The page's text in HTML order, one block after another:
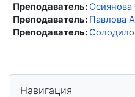
Преподаватель:Осиянова
Преподаватель: Павлова
Преподаватель:
Блоки
Навигация